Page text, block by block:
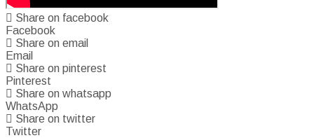
Share on facebook
Facebook
Share on email
Email
Share on pinterest
Pinterest
Share on whatsapp
WhatsApp
Share on twitter
Twitter